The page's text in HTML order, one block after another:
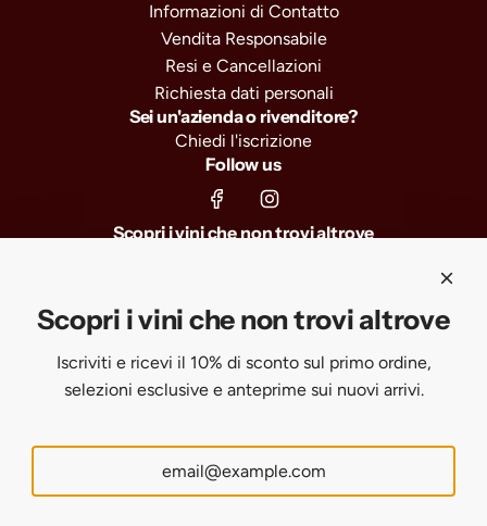
Informazioni di Contatto
Vendita Responsabile
Resi e Cancellazioni
Richiesta dati personali
Sei un'azienda o rivenditore?
Chiedi l'iscrizione
Follow us
Scopri i vini che non trovi altrove
SUBSCRIBE
United States (USD $)
Scopri i vini che non trovi altrove
Iscriviti e ricevi il 10% di sconto sul primo ordine,
selezioni esclusive e anteprime sui nuovi arrivi.